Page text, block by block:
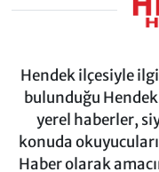
Hendek ilçesiyle
bulunduğu
yerel haberler,
konuda
Haber olarak